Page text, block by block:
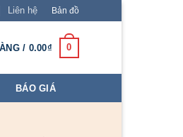
Liên hệ Bản đồ
/ 0.00₫ 0
BÁO GIÁ